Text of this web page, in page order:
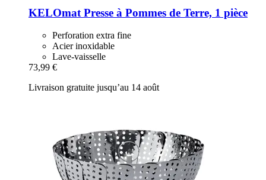
KELOmat Presse à Pommes de Terre, 1 pièce
Perforation extra fine
Acier inoxidable
Lave-vaisselle
73,99 €
Livraison gratuite jusqu’au 14 août